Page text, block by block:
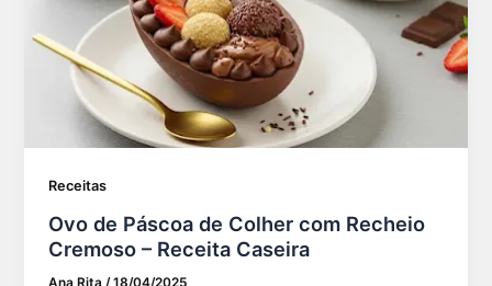
Receitas
Ovo de Páscoa de Colher com Recheio
Cremoso – Receita Caseira
Ana Rita/18/04/2025